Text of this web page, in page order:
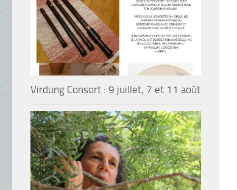
Virdung Consort : 9 juillet, 7 et 11 août